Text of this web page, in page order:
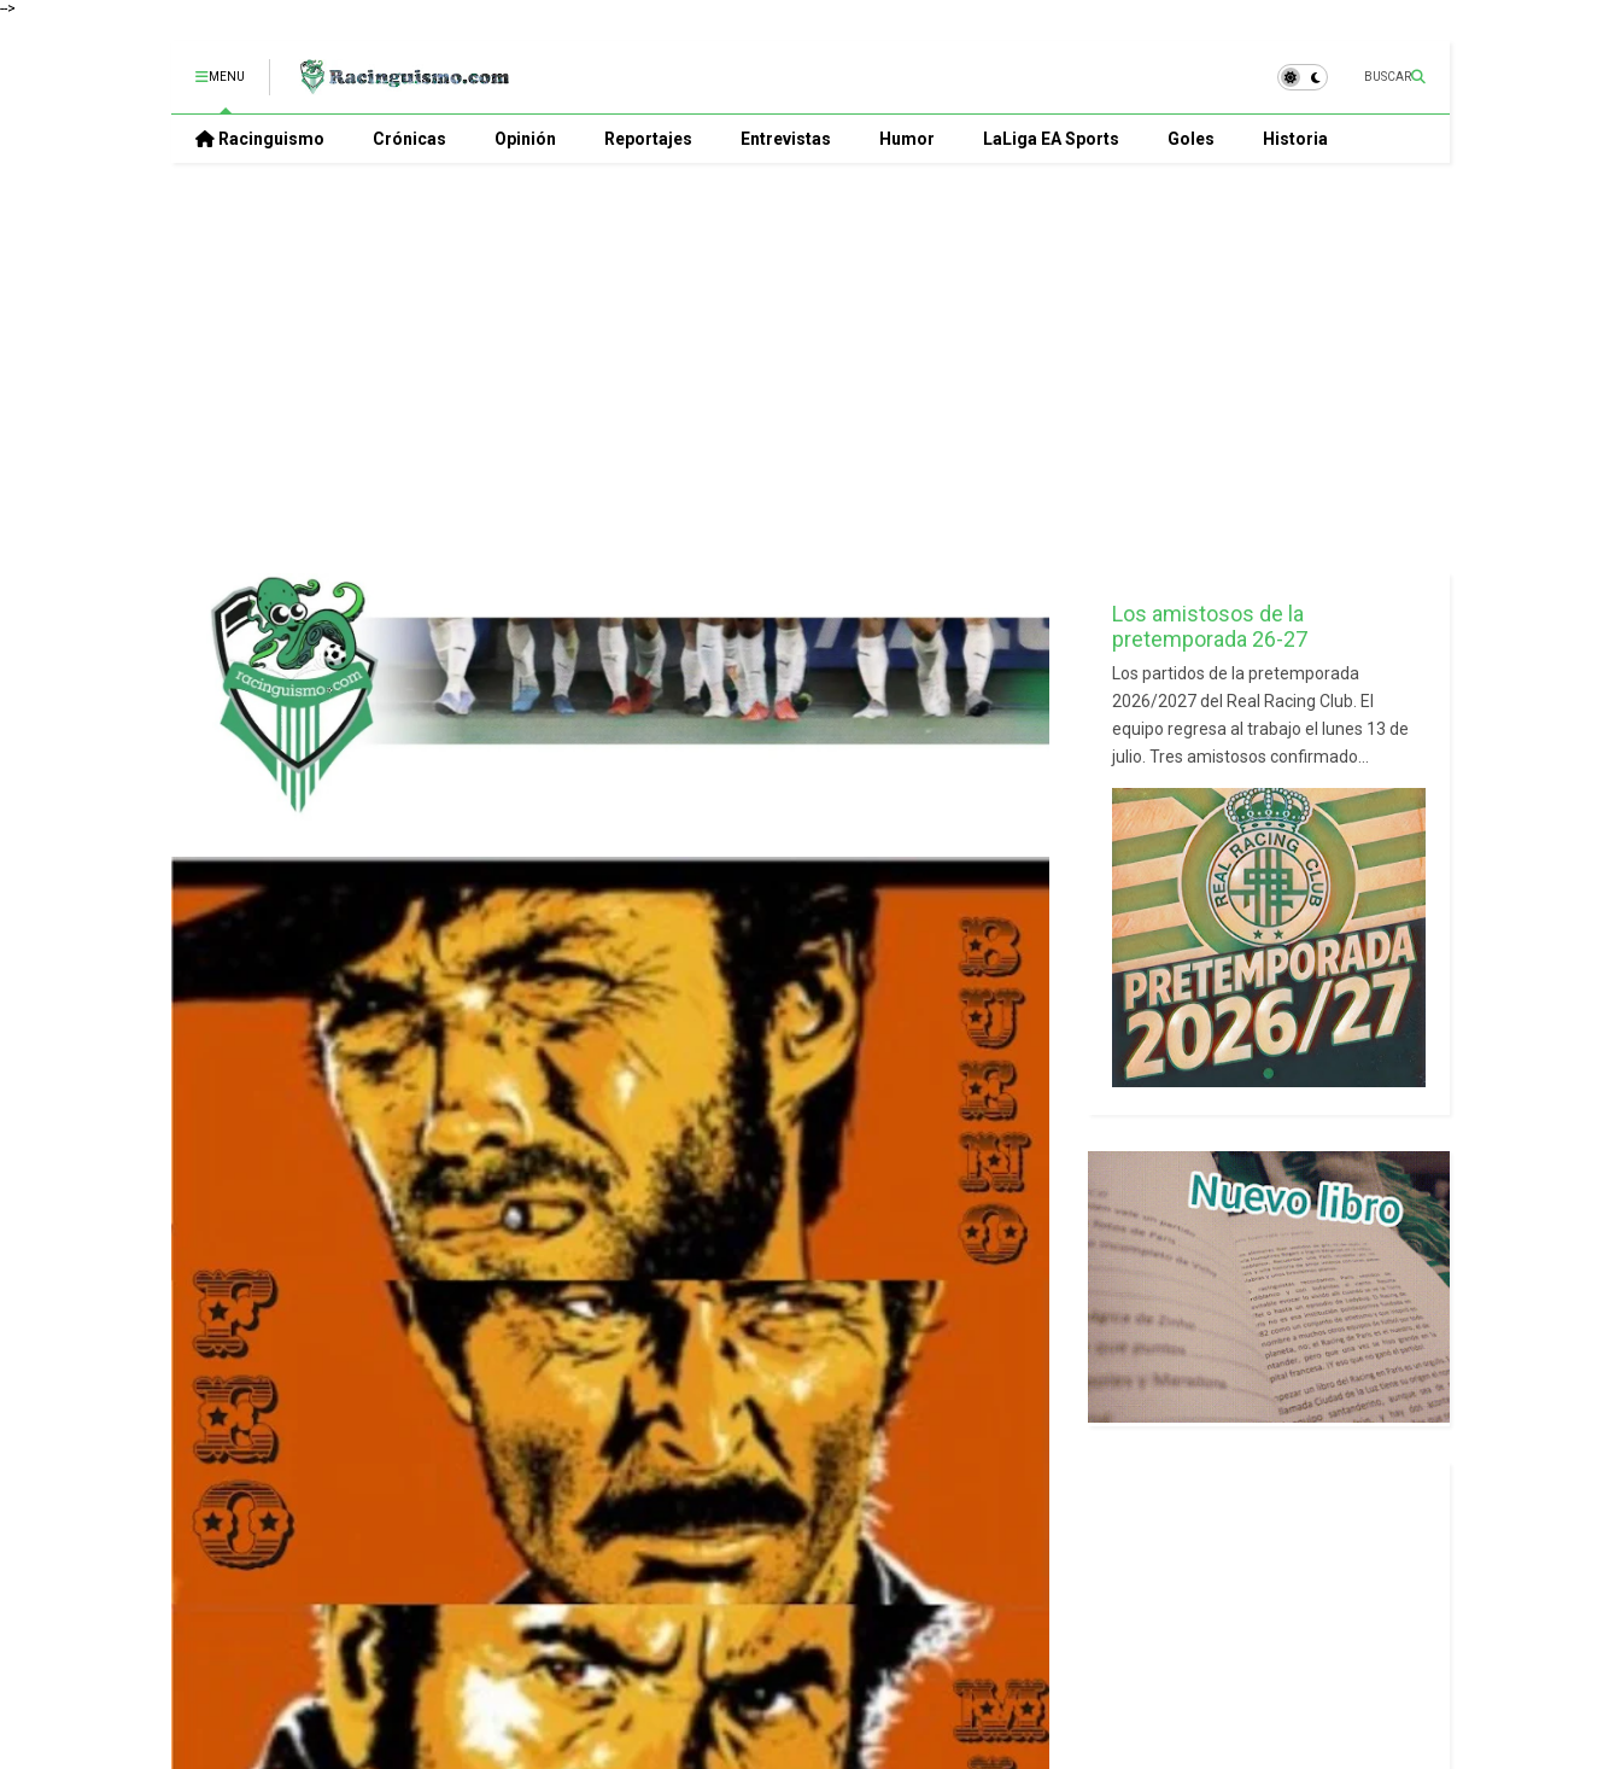
-->
MENU BUSCAR
Racinguismo Crónicas Opinión Reportajes Entrevistas Humor LaLiga EA Sports Goles Historia
Los amistosos de la
pretemporada 26-27
Los partidos de la pretemporada
2026/2027 del Real Racing Club. El
equipo regresa al trabajo el lunes 13 de
julio. Tres amistosos confirmado...